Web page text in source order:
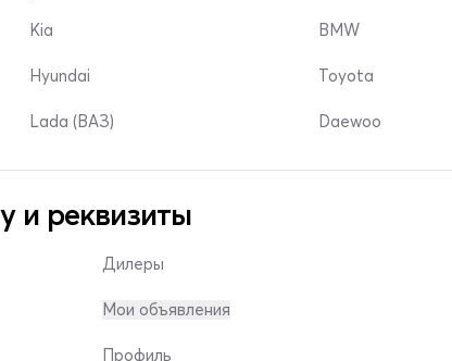
Kia
Hyundai
Lada (ВАЗ)
BMW
Toyota
Daewoo
и реквизиты
Дилеры
Мои объявления
Профиль